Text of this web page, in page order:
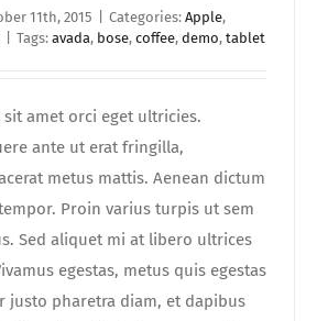
11th, 2015 Categories: Apple,
Tags: avada, bose, coffee, demo, tablet
amet orci eget ultricies.
ante ut erat fringilla,
metus mattis. Aenean dictum
Proin varius turpis ut sem
Sed aliquet mi at libero ultrices
egestas, metus quis egestas
justo pharetra diam, et dapibus